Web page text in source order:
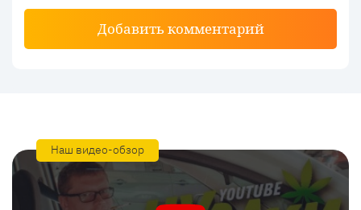
Добавить комментарий
Наш видео-обзор